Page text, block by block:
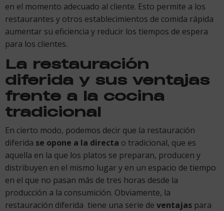
en el momento adecuado al cliente. Esto permite a los
restaurantes y otros establecimientos de comida rápida
aumentar su eficiencia y reducir los tiempos de espera
para los clientes.
La restauración
diferida y sus ventajas
frente a la cocina
tradicional
En cierto modo, podemos decir que la restauración
diferida se opone a la directa o tradicional, que es
aquella en la que los platos se preparan, producen y
distribuyen en el mismo lugar y en un espacio de tiempo
en el que no pasan más de tres horas desde la
producción a la consumición. Obviamente, la
restauración diferida tiene una serie de ventajas para